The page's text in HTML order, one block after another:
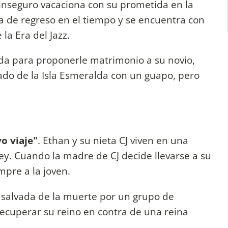
vacaciona con su prometida en la
regreso en el tiempo y se encuentra con
Era del Jazz.
para proponerle matrimonio a su novio,
de la Isla Esmeralda con un guapo, pero
viaje". Ethan y su nieta CJ viven en una
Cuando la madre de CJ decide llevarse a su
a la joven.
de la muerte por un grupo de
su reino en contra de una reina